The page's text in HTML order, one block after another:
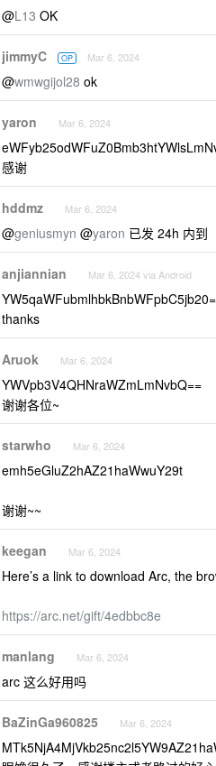
@L13 OK
jimmyC OP Mar 6, 2024
@wmwgijol28 ok
yaron Mar 6, 2024
感谢
hddmz Mar 6, 2024
@geniusmyn @yaron 已发 24h 内到
anjiannian Mar 6, 2024 via Android
YW5qaWFubmlhbkBnbWFpbC5jb20=
thanks
Aruok Mar 6, 2024
YWVpb3V4QHNraWZmLmNvbQ==
谢谢各位~
starwho Mar 6, 2024
emh5eGluZ2hAZ21haWwuY29t
谢谢~~
keegan Mar 6, 2024
Here’s a link to download Arc, the
https://arc.net/gift/4edbbc8e
manlang Mar 6, 2024
arc 这么好用吗
BaZinGa960825 Mar 6, 2024